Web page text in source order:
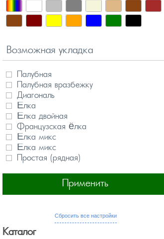
Возможная укладка
Палубная
Палубная вразбежку
Диагональ
Ёлка
Ёлка двойная
Французская ёлка
Ёлка микс
Ёлка микс
Простая (рядная)
Применить
Сбросить все настройки
Каталог